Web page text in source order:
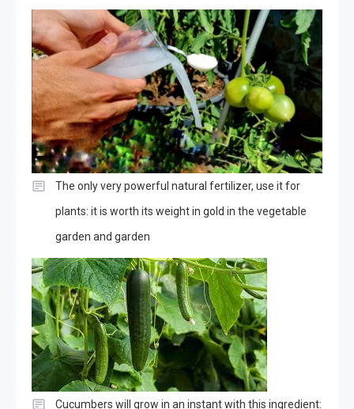
The only very powerful natural fertilizer, use it for
plants: it is worth its weight in gold in the vegetable
garden and garden
Cucumbers will grow in an instant with this ingredient: